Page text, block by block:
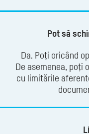
Pot să
Da. Poți oricând
De asemenea, poți
cu limitările